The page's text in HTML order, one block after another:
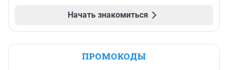
Начать знакомиться
ПРОМОКОДЫ